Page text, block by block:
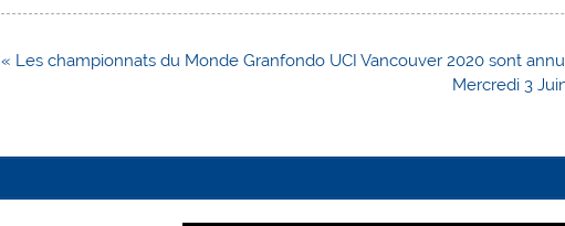
Navigation
« Les championnats du Monde Granfondo UCI Vancouver 2020 sont
Mercredi 3